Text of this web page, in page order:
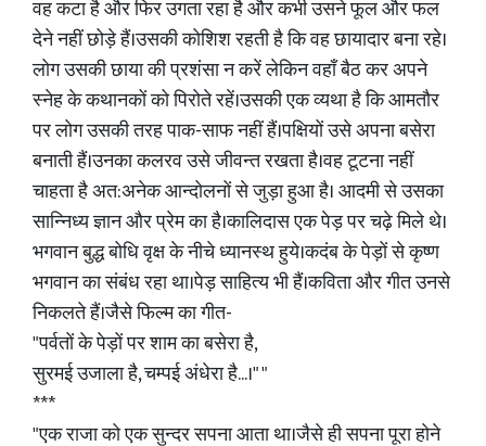
वह कटा है और फिर उगता रहा है और कभी उसने फूल और फल
देने नहीं छोड़े हैं।उसकी कोशिश रहती है कि वह छायादार बना रहे।
लोग उसकी छाया की प्रशंसा न करें लेकिन वहाँ बैठ कर अपने
स्नेह के कथानकों को पिरोते रहें।उसकी एक व्यथा है कि आमतौर
पर लोग उसकी तरह पाक-साफ नहीं हैं।पक्षियों उसे अपना बसेरा
बनाती हैं।उनका कलरव उसे जीवन्त रखता है।वह टूटना नहीं
चाहता है अत:अनेक आन्दोलनों से जुड़ा हुआ है। आदमी से उसका
सान्निध्य ज्ञान और प्रेम का है।कालिदास एक पेड़ पर चढ़े मिले थे।
भगवान बुद्ध बोधि वृक्ष के नीचे ध्यानस्थ हुये।कदंब के पेड़ों से कृष्ण
भगवान का संबंध रहा था।पेड़ साहित्य भी हैं।कविता और गीत उनसे
निकलते हैं।जैसे फिल्म का गीत-
"पर्वतों के पेड़ों पर शाम का बसेरा है,
सुरमई उजाला है, चम्पई अंधेरा है...।" "
***
"एक राजा को एक सुन्दर सपना आता था।जैसे ही सपना पूरा होने